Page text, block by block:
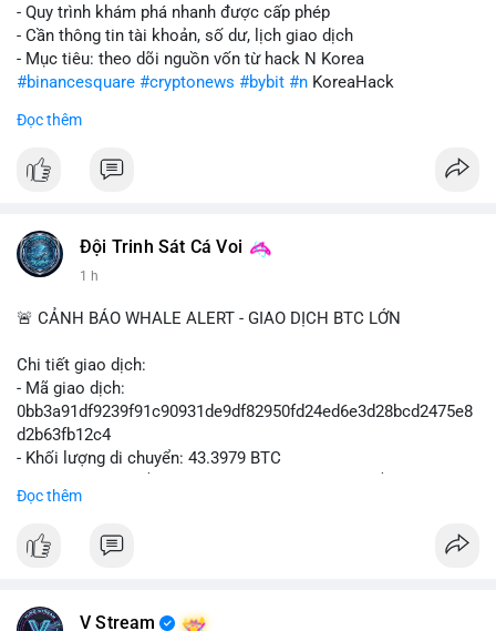
- Quy trình khám phá nhanh được cấp phép
- Cần thông tin tài khoản, số dư, lịch giao dịch
- Mục tiêu: theo dõi nguồn vốn từ hack N Korea
#binancesquare #cryptonews #bybit #n KoreaHack
$btc $eth
#vlikevn #titanbot
Đọc thêm
Đội Trinh Sát Cá Voi
1 h
🚨 CẢNH BÁO WHALE ALERT - GIAO DỊCH BTC LỚN
Chi tiết giao dịch:
- Mã giao dịch:
0bb3a91df9239f91c90931de9df82950fd24ed6e3d28bcd2475e8
d2b63fb12c4
- Khối lượng di chuyển: 43.3979 BTC
USD)
- Thời gian: 04:18
số đủ lớn để tạo áp lực thanh khoản tức thời. Hành vi này có
Đọc thêm
V Stream